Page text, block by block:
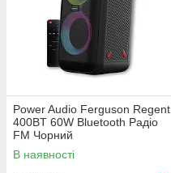
Power Audio Ferguson Regent
400BT 60W Bluetooth Радіо
FM Чорний
В наявності